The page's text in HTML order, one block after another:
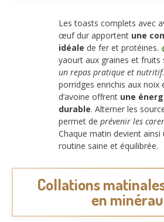
Les toasts complets avec
œuf dur apportent une
idéale de fer et protéines.
yaourt aux graines et fruits
un repas pratique et nutritif
porridges enrichis aux noix
d’avoine offrent une
durable. Alterner les
permet de prévenir les
Chaque matin devient ainsi
routine saine et équilibrée.
Collations
en